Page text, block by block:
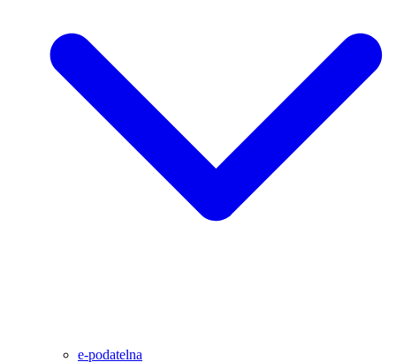
e-podatelna